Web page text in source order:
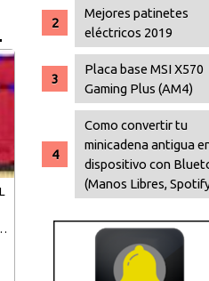
Mejores patinetes
eléctricos 2019
Placa base MSI X570
Gaming Plus (AM4)
Como convertir tu
minicadena antigua
dispositivo con
(Manos Libres,